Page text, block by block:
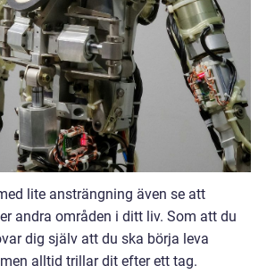
lite ansträngning även se att
andra områden i ditt liv. Som att du
dig själv att du ska börja leva
alltid trillar dit efter ett tag.